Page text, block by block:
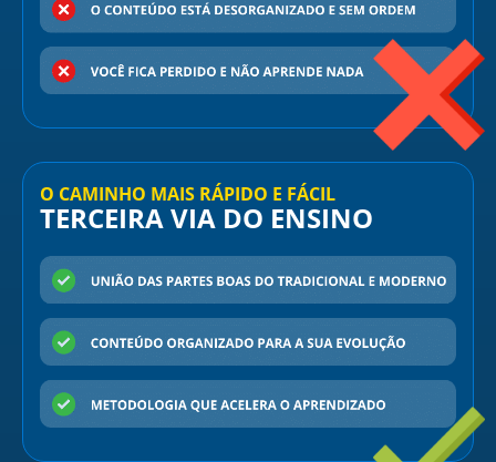
O CAMINHO MAIS RÁPIDO E FÁCIL
TERCEIRA VIA DO ENSINO